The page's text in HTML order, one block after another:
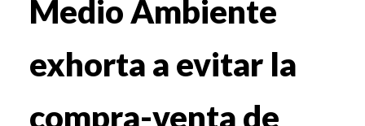
Medio Ambiente
exhorta a evitar la
compra-venta de